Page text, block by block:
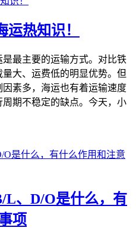
运热知识！
最主要的运输方式。对比铁
大、运费低的明显优势。但
素多，海运也有着运输速度
期不稳定的缺点。今天，小
L、D/O是什么，有
项